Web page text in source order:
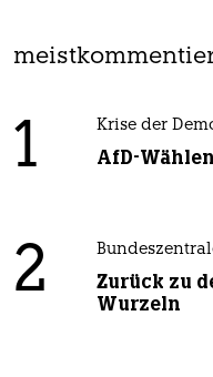
1 Krise der
AfD-
2
Zurück zu
Wurzeln